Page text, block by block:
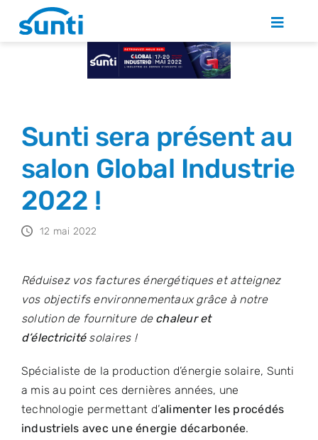
Toggle
QUI SOMMES NOUS ?
ACTUALITÉS
NOUS REJOINDRE
Sunti sera présent au
salon Global Industrie
2022 !
12 mai 2022
Réduisez vos factures énergétiques et atteignez
vos objectifs environnementaux grâce à notre
solution de fourniture de chaleur et
d’électricitésolaires !
Spécialiste de la production d’énergie solaire, Sunti
a mis au point ces dernières années, une
technologie permettant d’alimenter les procédés
industriels avec une énergie décarbonée.